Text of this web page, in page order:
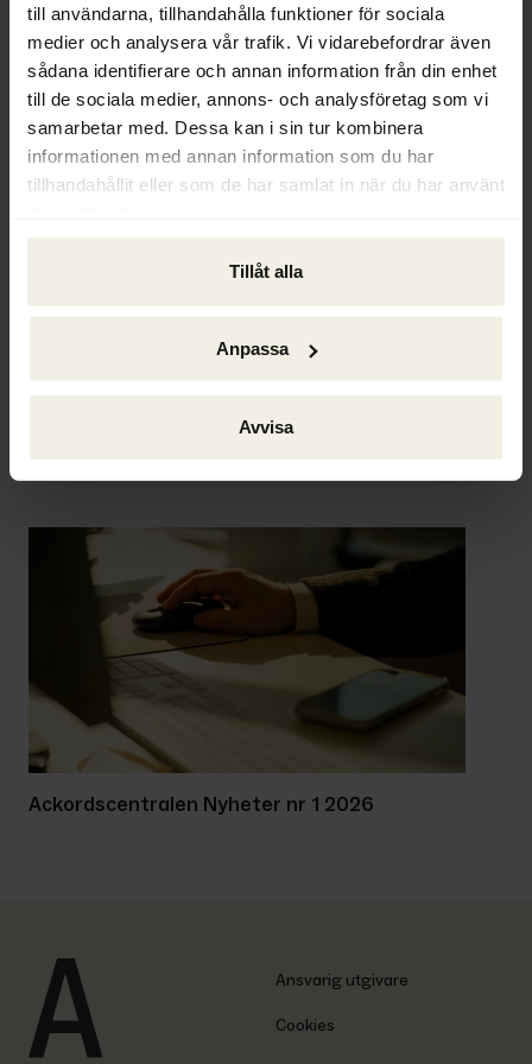
till användarna, tillhandahålla funktioner för sociala
medier och analysera vår trafik. Vi vidarebefordrar även
sådana identifierare och annan information från din enhet
till de sociala medier, annons- och analysföretag som vi
samarbetar med. Dessa kan i sin tur kombinera
informationen med annan information som du har
tillhandahållit eller som de har samlat in när du har använt
Tillåt alla
Anpassa
Avvisa
förlikningssammanträdet och därefter kommit
överens med borgenären om vilket belopp som
denne har rätt att göra gällande i konkursen. En
sådan förlikning är bindande för alla borgenärer.
Det kan också förhålla sig på det viset att
tingsrätten har prövat frågan i en förhandling
och beslutat i enlighet med förvaltarens
ditt ska vara säker på att få frågan prövad ska
man själv anmärka mot bevakningen.
info@ackordscentralen.se
Ackordscentralen Nyheter nr 1 2026
Ansvarig utgivare
Cookies